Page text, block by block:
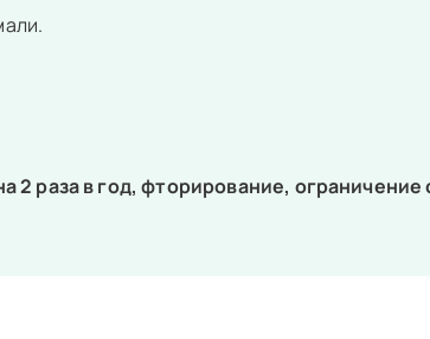
2 раза в год, фторирование,